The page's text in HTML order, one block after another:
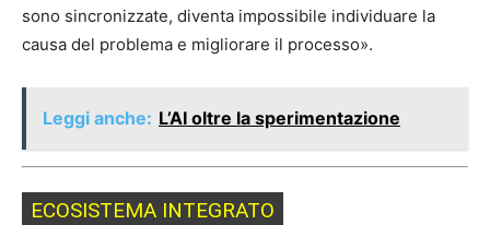
sono sincronizzate, diventa impossibile individuare la
causa del problema e migliorare il processo».
Leggi anche: L’AI oltre la sperimentazione
ECOSISTEMA INTEGRATO